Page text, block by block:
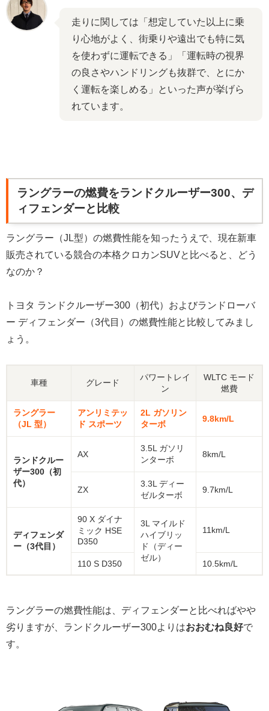
走りに関しては「想定していた以上に乗
り心地がよく、街乗りや遠出でも特に気
を使わずに運転できる」「運転時の視界
の良さやハンドリングも抜群で、とにか
く運転を楽しめる」といった声が挙げら
れています。
ラングラーの燃費をランドクルーザー300、デ
ィフェンダーと比較
ラングラー（JL型）の燃費性能を知ったうえで、現在新車
販売されている競合の本格クロカンSUVと比べると、どう
なのか？
トヨタ ランドクルーザー300（初代）およびランドローバ
ー ディフェンダー（3代目）の燃費性能と比較してみまし
ょう。
車種 グレード
パワートレイ
ン
WLTC モード
燃費
ラングラー
（JL 型）
アンリミテッ
ド スポーツ
2L ガソリン
ターボ
9.8km/L
ランドクルー
ザー300（初
代）
AX
3.5L ガソリ
ンターボ
8km/L
ZX
3.3L ディー
ゼルターボ
9.7km/L
ディフェンダ
ー（3代目）
90 X ダイナ
ミック HSE
D350
3L マイルド
ハイブリッ
ド（ディー
ゼル）
11km/L
110 S D350 10.5km/L
ラングラーの燃費性能は、ディフェンダーと比べればやや
劣りますが、ランドクルーザー300よりはおおむね良好で
す。